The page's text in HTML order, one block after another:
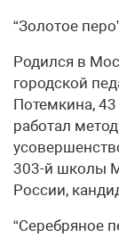
“Золотое
Родился в
городской
Потемкина,
работал
303-й школы
России,
“Серебряное